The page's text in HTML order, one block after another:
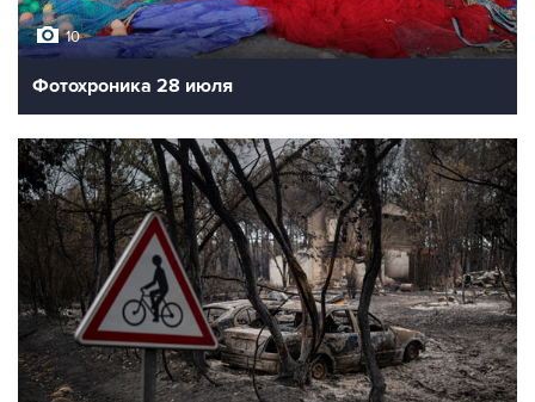
10
Фотохроника 28 июля